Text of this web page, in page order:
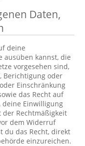
Daten,
deine
ausüben kannst, die
vorgesehen sind,
Berichtigung oder
Einschränkung
das Recht auf
deine Einwilligung
Rechtmäßigkeit
dem Widerruf
du das Recht, direkt
einzureichen.